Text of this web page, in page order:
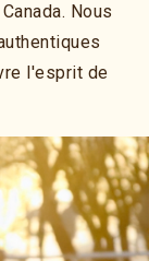
Nous
l'esprit de